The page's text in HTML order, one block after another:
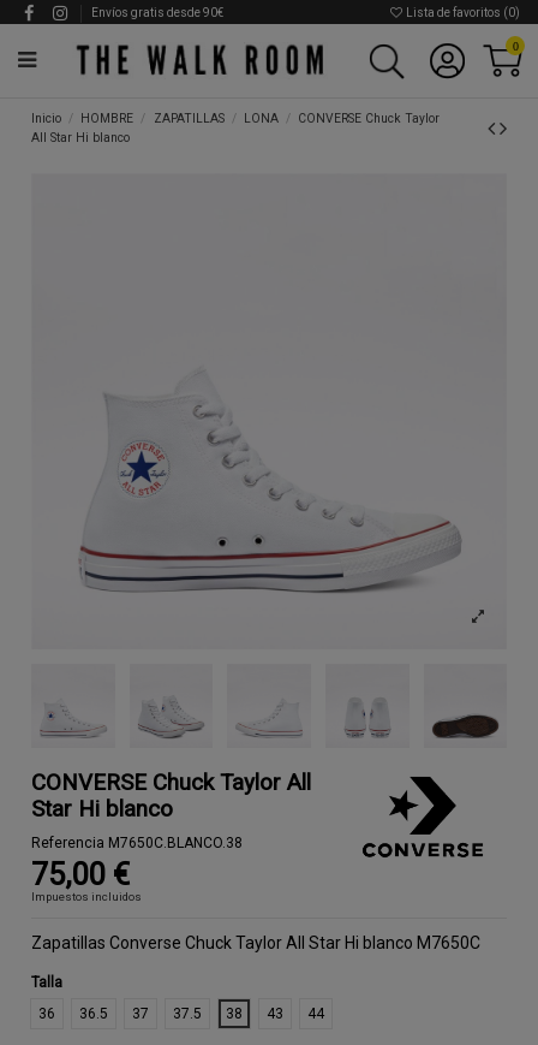
Envíos gratis desde 90€ Lista de favoritos (0)
0
Inicio HOMBRE ZAPATILLAS LONA
CONVERSE Chuck Taylor
All Star Hi blanco
CONVERSE Chuck Taylor All
Star Hi blanco
Referencia M7650C.BLANCO.38
75,00 €
Impuestos incluidos
Zapatillas Converse Chuck Taylor All Star Hi blanco M7650C
Talla
36
36.5 37 37.5 38 43 44